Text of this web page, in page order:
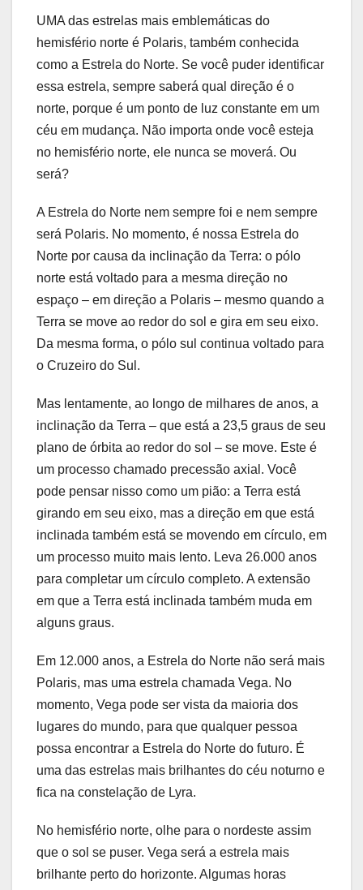
UMA das estrelas mais emblemáticas do
hemisfério norte é Polaris, também conhecida
como a Estrela do Norte. Se você puder identificar
essa estrela, sempre saberá qual direção é o
norte, porque é um ponto de luz constante em um
céu em mudança. Não importa onde você esteja
no hemisfério norte, ele nunca se moverá. Ou
será?
A Estrela do Norte nem sempre foi e nem sempre
será Polaris. No momento, é nossa Estrela do
Norte por causa da inclinação da Terra: o pólo
norte está voltado para a mesma direção no
espaço – em direção a Polaris – mesmo quando a
Terra se move ao redor do sol e gira em seu eixo.
Da mesma forma, o pólo sul continua voltado para
o Cruzeiro do Sul.
Mas lentamente, ao longo de milhares de anos, a
inclinação da Terra – que está a 23,5 graus de seu
plano de órbita ao redor do sol – se move. Este é
um processo chamado precessão axial. Você
pode pensar nisso como um pião: a Terra está
girando em seu eixo, mas a direção em que está
inclinada também está se movendo em círculo, em
um processo muito mais lento. Leva 26.000 anos
para completar um círculo completo. A extensão
em que a Terra está inclinada também muda em
alguns graus.
Em 12.000 anos, a Estrela do Norte não será mais
Polaris, mas uma estrela chamada Vega. No
momento, Vega pode ser vista da maioria dos
lugares do mundo, para que qualquer pessoa
possa encontrar a Estrela do Norte do futuro. É
uma das estrelas mais brilhantes do céu noturno e
fica na constelação de Lyra.
No hemisfério norte, olhe para o nordeste assim
que o sol se puser. Vega será a estrela mais
brilhante perto do horizonte. Algumas horas